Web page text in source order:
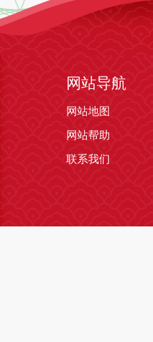
网站导航
网站地图
网站帮助
联系我们